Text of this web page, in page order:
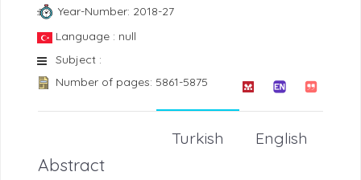
Year-Number: 2018-27
Language : null
Subject :
Number of pages: 5861-5875
English
Turkish
Abstract